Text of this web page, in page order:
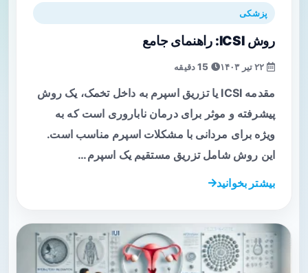
پزشکی
روش ICSI: راهنمای جامع
مقدمه ICSI یا تزریق اسپرم به داخل تخمک، یک روش
پیشرفته و موثر برای درمان ناباروری است که به
ویژه برای مردانی با مشکلات اسپرم مناسب است.
این روش شامل تزریق مستقیم یک اسپرم…
بیشتر بخوانید